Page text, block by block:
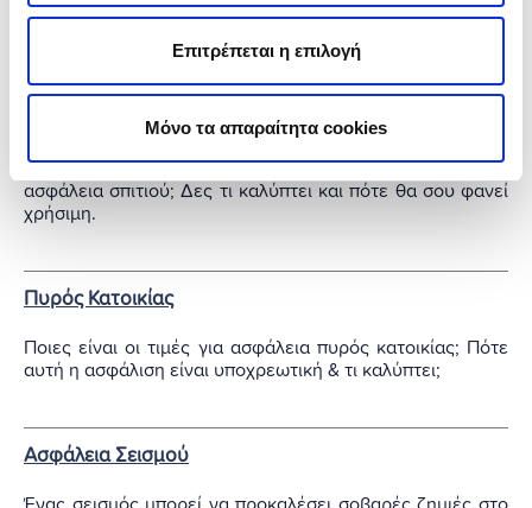
Επιτρέπεται η επιλογή
Μόνο τα απαραίτητα cookies
αποζημιωθείς; Δες τι καλύπτει η ασφάλεια του σπιτιού
Πτώση αεροσκαφών
Γιατί υπάρχει η κάλυψη πτώσης αεροσκαφών στην
ασφάλεια σπιτιού; Δες τι καλύπτει και πότε θα σου φανεί
χρήσιμη.
Πυρός Κατοικίας
Ποιες είναι οι τιμές για ασφάλεια πυρός κατοικίας; Πότε
αυτή η ασφάλιση είναι υποχρεωτική & τι καλύπτει;
Ασφάλεια Σεισμού